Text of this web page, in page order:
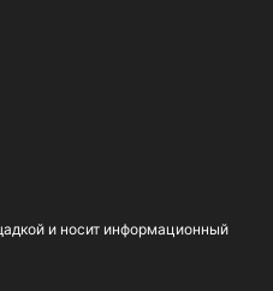
и носит информационный